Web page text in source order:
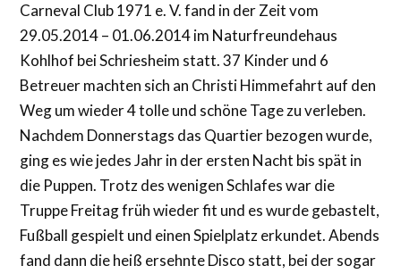
Carneval Club 1971 e. V. fand in der Zeit vom
29.05.2014 – 01.06.2014 im Naturfreundehaus
Kohlhof bei Schriesheim statt. 37 Kinder und 6
Betreuer machten sich an Christi Himmefahrt auf den
Weg um wieder 4 tolle und schöne Tage zu verleben.
Nachdem Donnerstags das Quartier bezogen wurde,
ging es wie jedes Jahr in der ersten Nacht bis spät in
die Puppen. Trotz des wenigen Schlafes war die
Truppe Freitag früh wieder fit und es wurde gebastelt,
Fußball gespielt und einen Spielplatz erkundet. Abends
fand dann die heiß ersehnte Disco statt, bei der sogar